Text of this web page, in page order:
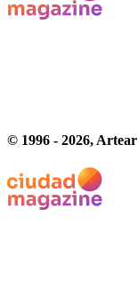
© 1996 - 2026, Artear